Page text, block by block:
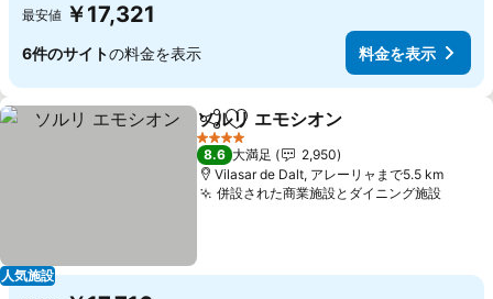
最安値 ￥17,321
6件のサイトの料金を表示 料金を表示
人気施設
シェアお気に入りに追加
ソルリ エモシオン
4 ホテルのランク
8.6 大満足
2,950
Vilasar de Dalt, アレーリャまで5.5 km
併設された商業施設とダイニング施設料金